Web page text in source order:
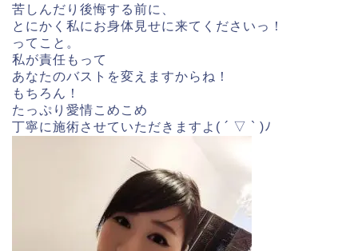
苦しんだり後悔する前に、
とにかく私にお身体見せに来てくださいっ！
ってこと。
私が責任もって
あなたのバストを変えますからね！
もちろん！
たっぷり愛情こめこめ
丁寧に施術させていただきますよ( ´ ▽ ` )ﾉ